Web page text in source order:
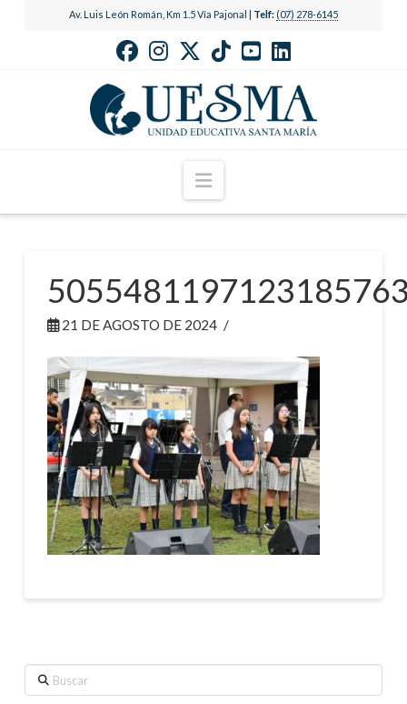
Av. Luis León Román, Km 1.5 Vía Pajonal | Telf: (07) 278-6145
Navigation
21 DE AGOSTO DE 2024
Buscar